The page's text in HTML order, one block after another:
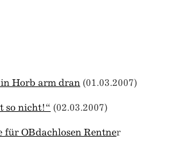
Horb arm dran (01.03.2007)
so nicht!“ (02.03.2007)
für OBdachlosen Rentner